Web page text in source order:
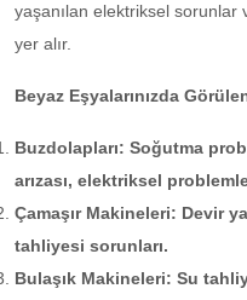
yaşanılan elektriksel sorunlar
yer alır.
Beyaz Eşyalarınızda
Buzdolapları: Soğutma
arızası, elektriksel
Çamaşır Makineleri: Devir
tahliyesi sorunları.
Bulaşık Makineleri: Su